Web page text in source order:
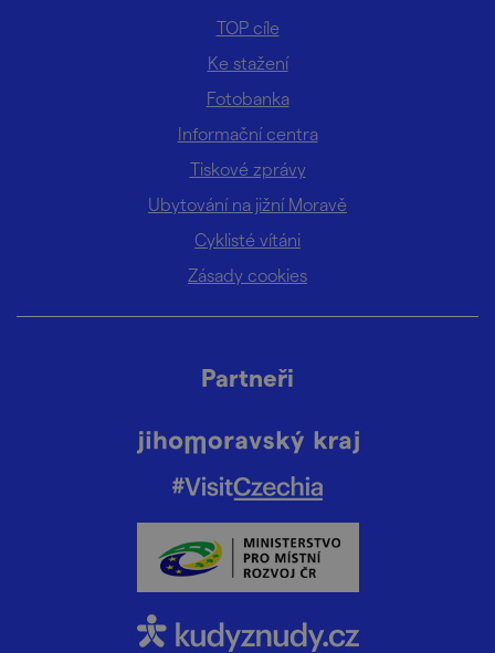
TOP cíle
Ke stažení
Fotobanka
Informační centra
Tiskové zprávy
Ubytování na jižní Moravě
Cyklisté vítáni
Zásady cookies
Partneři